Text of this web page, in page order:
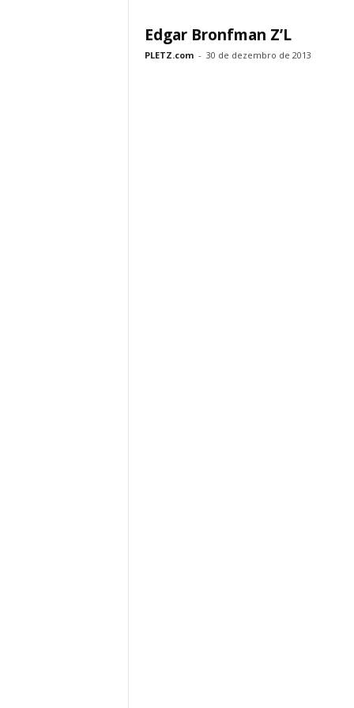
Edgar Bronfman Z’L
PLETZ.com - 30 de dezembro de 2013